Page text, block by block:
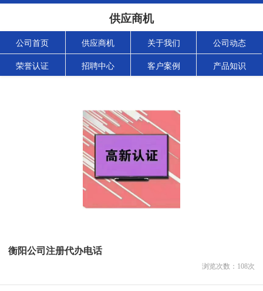
供应商机
公司首页 供应商机 关于我们 公司动态
荣誉认证 招聘中心 客户案例 产品知识
衡阳公司注册代办电话
浏览次数： 108次